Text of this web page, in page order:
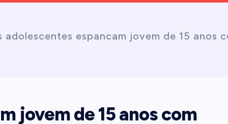
adolescentes espancam jovem de 15 anos
jovem de 15 anos com